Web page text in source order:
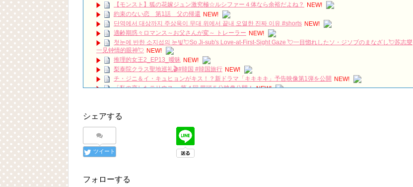
【モンスト】狐の花嫁ジュン激究極☆ルシファー４体なら余裕だよね？
NEW!
約束のない恋 第1話 父の帰還 NEW!
단역에서 대상까지 주상욱이 무대 위에서 끝내 오열한 진짜 이유 #shorts NEW!
適齢期惑々ロマンス～お父さんが変～ トレーラー NEW!
첫눈에 반한 소지섭의 눈빛💘So Ji-sub's Love-at-First-Sight Gaze 💘一目惚れしたソ・ジソブのまなざし💘苏志燮
一见钟情的眼神💘 NEW!
推理的女王2_EP13_曖昧 NEW!
梨泰院クラス聖地巡礼🎬#韓国 #韓国旅行 NEW!
チ・ジニ＆イ・キュヒョンがキス！？新ドラマ「キキキキ」予告映像第1弾を公開 NEW!
「私の恋したテリウス 」第４回 冒頭５分映像公開！ NEW!
「違う（ちがう）・異なる」を韓国語では？「다르다（タルダ）」の意味・使い方について
について
「退屈だ・暇だ」を韓国語では？「심심하다（シムシマダ）」の意味・使い方について
■韓国ドラマ『キング～Two Hearts』予告動画（日本語字幕）について
ユン・ギュンサン主演「潜入弁護人」第1回特別公開！
シェアする
ツイート
フォローする